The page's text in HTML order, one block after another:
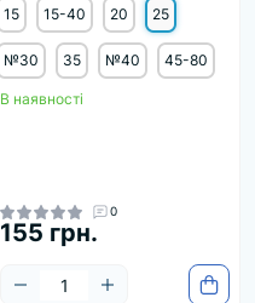
15 15-40 20 25
№30 35 №40 45-80
В наявності
0
155 грн.